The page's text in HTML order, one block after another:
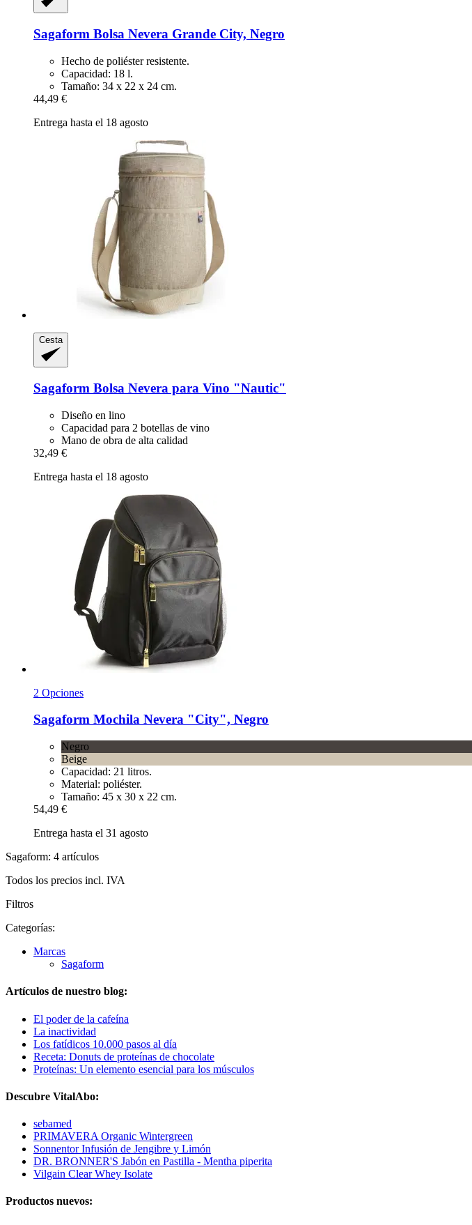
Sagaform Bolsa Nevera Grande City, Negro
Hecho de poliéster resistente.
Capacidad: 18 l.
Tamaño: 34 x 22 x 24 cm.
44,49 €
Entrega hasta el 18 agosto
Cesta
Sagaform Bolsa Nevera para Vino "Nautic"
Diseño en lino
Capacidad para 2 botellas de vino
Mano de obra de alta calidad
32,49 €
Entrega hasta el 18 agosto
2 Opciones
Sagaform Mochila Nevera "City", Negro
Negro
Beige
Capacidad: 21 litros.
Material: poliéster.
Tamaño: 45 x 30 x 22 cm.
54,49 €
Entrega hasta el 31 agosto
Sagaform: 4 artículos
Todos los precios incl. IVA
Filtros
Categorías:
Marcas
Sagaform
Artículos de nuestro blog:
El poder de la cafeína
La inactividad
Los fatídicos 10.000 pasos al día
Receta: Donuts de proteínas de chocolate
Proteínas: Un elemento esencial para los músculos
Descubre VitalAbo:
sebamed
PRIMAVERA Organic Wintergreen
Sonnentor Infusión de Jengibre y Limón
DR. BRONNER'S Jabón en Pastilla - Mentha piperita
Vilgain Clear Whey Isolate
Productos nuevos: